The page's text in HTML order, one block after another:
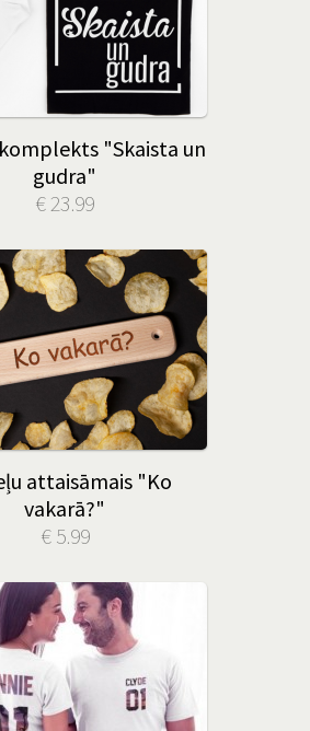
"Skaista un
gudra"
€ 23.99
attaisāmais "Ko
vakarā?"
€ 5.99